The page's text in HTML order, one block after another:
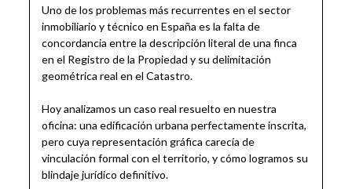
Uno de los problemas más recurrentes en el sector
inmobiliario y técnico en España es la falta de
concordancia entre la descripción literal de una finca
en el Registro de la Propiedad y su delimitación
geométrica real en el Catastro.
Hoy analizamos un caso real resuelto en nuestra
oficina: una edificación urbana perfectamente inscrita,
pero cuya representación gráfica carecía de
vinculación formal con el territorio, y cómo logramos su
blindaje jurídico definitivo.